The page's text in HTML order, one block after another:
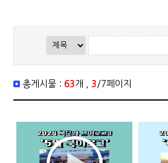
총게시물 : 63개 ,3 /7페이지